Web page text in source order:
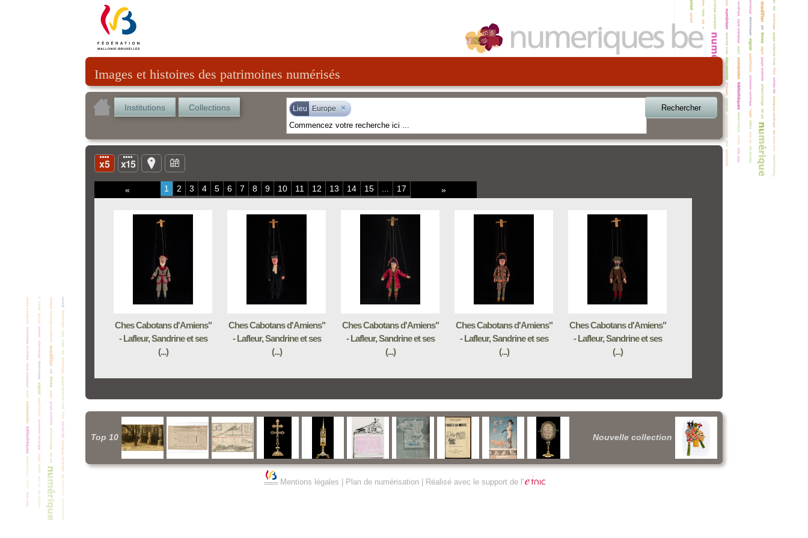
Images et histoires des patrimoines numérisés
Institutions Collections Lieu Europe × Rechercher
« 1 2 3 4 5 6 7 8 9 10 11 12 13 14 15 17 »
Ches Cabotans d'Amiens"
- Lafleur, Sandrine et ses
(...)
Ches Cabotans d'Amiens"
- Lafleur, Sandrine et ses
(...)
Ches Cabotans d'Amiens"
- Lafleur, Sandrine et ses
(...)
Ches Cabotans d'Amiens"
- Lafleur, Sandrine et ses
(...)
Ches Cabotans d'Amiens"
- Lafleur, Sandrine et ses
(...)
Top 10 Nouvelle collection
Mentions légales Plan de numérisation| Réalisé avec le support de l'